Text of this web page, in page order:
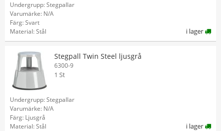
Undergrupp: Stegpallar
Varumärke: N/A
Färg: Svart
Material: Stål
i lager
Stegpall Twin Steel ljusgrå
6300-9
1 St
Undergrupp: Stegpallar
Varumärke: N/A
Färg: Ljusgrå
Material: Stål
i lager